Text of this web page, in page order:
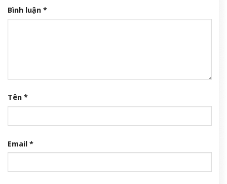
Bình luận *
Tên *
Email *